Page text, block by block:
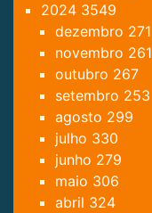
2024 3549
dezembro 271
novembro 261
outubro 267
setembro 253
agosto 299
julho 330
junho 279
maio 306
abril 324